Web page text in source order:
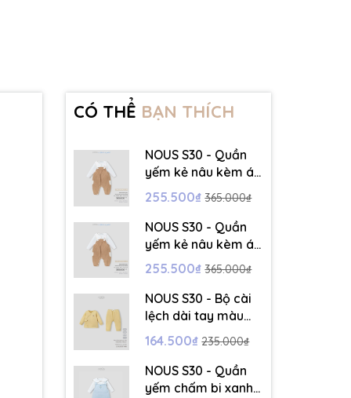
CÓ THỂ BẠN THÍCH
NOUS S30 - Quần
yếm kẻ nâu kèm áo
dài tay màu trắng -
3-6M - SS26.T5C
255.500₫ 365.000₫
NOUS S30 - Quần
yếm kẻ nâu kèm áo
dài tay màu trắng -
6-9M - SS26.T5C
255.500₫ 365.000₫
NOUS S30 - Bộ cài
lệch dài tay màu
vàng thêu trang trí
- 12-18M - SS26.T5C
164.500₫ 235.000₫
NOUS S30 - Quần
yếm chấm bi xanh